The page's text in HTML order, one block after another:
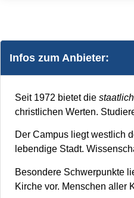
Infos zum Anbieter:
Seit 1972 bietet die
christlichen Werten.
Der Campus liegt westlich
lebendige Stadt.
Besondere Schwerpunkte
Kirche vor. Menschen aller